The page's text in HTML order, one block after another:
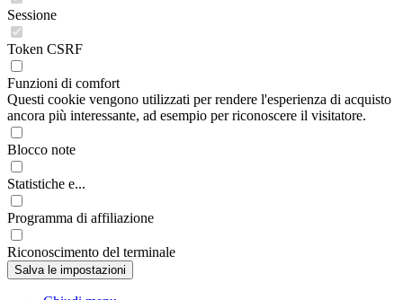
Sessione
Token CSRF
Funzioni di comfort
Questi cookie vengono utilizzati per rendere l'esperienza di acquisto
ancora più interessante, ad esempio per riconoscere il visitatore.
Blocco note
Statistiche e...
Programma di affiliazione
Riconoscimento del terminale